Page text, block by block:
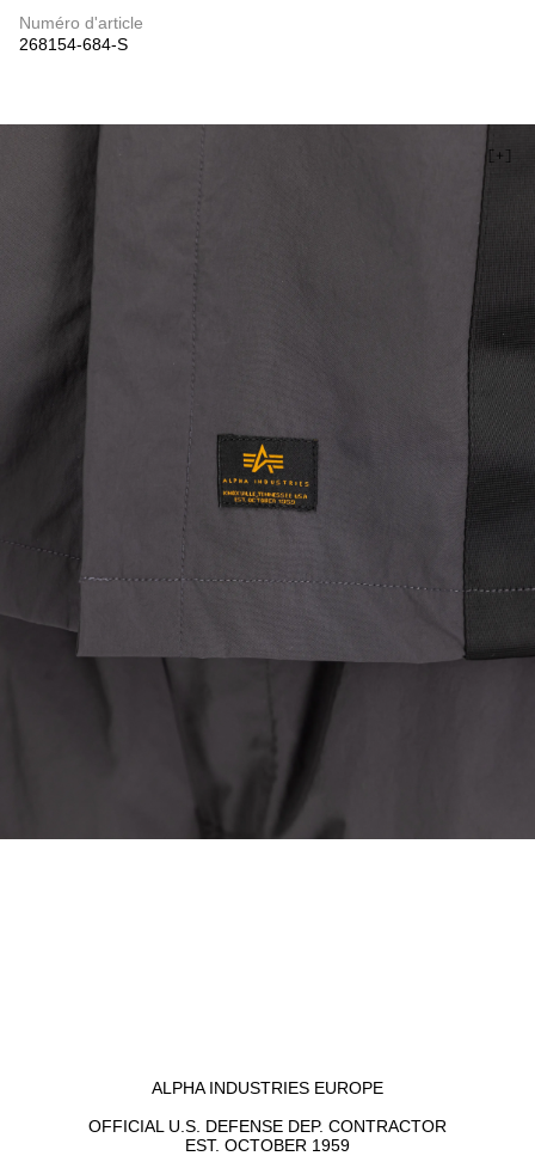
Numéro d'article
268154-684-S
ALPHA INDUSTRIES EUROPE
OFFICIAL U.S. DEFENSE DEP. CONTRACTOR
EST. OCTOBER 1959